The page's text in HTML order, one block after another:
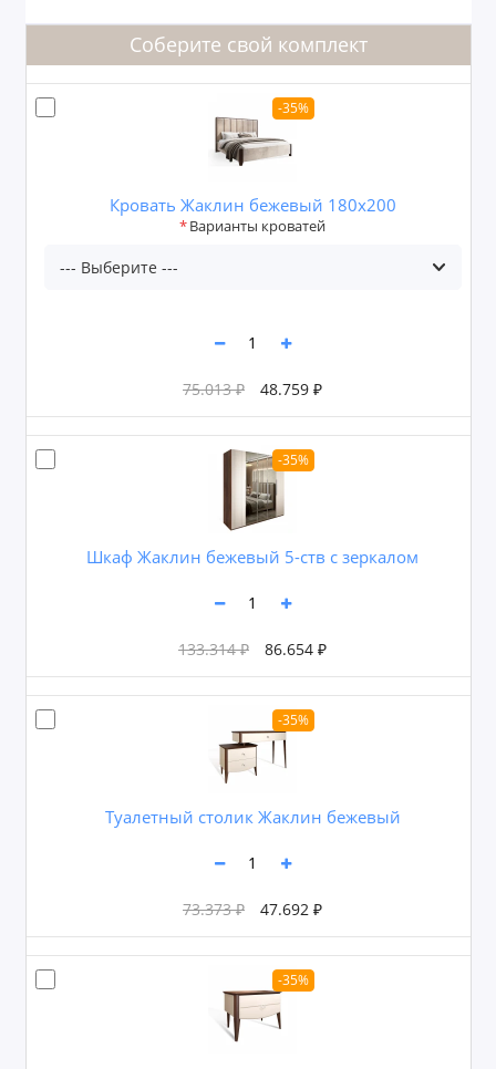
Соберите свой комплект
-35%
Кровать Жаклин бежевый 180x200
Варианты кроватей
75.013 ₽ 48.759 ₽
-35%
Шкаф Жаклин бежевый 5-ств с зеркалом
133.314 ₽ 86.654 ₽
-35%
Туалетный столик Жаклин бежевый
73.373 ₽ 47.692 ₽
-35%